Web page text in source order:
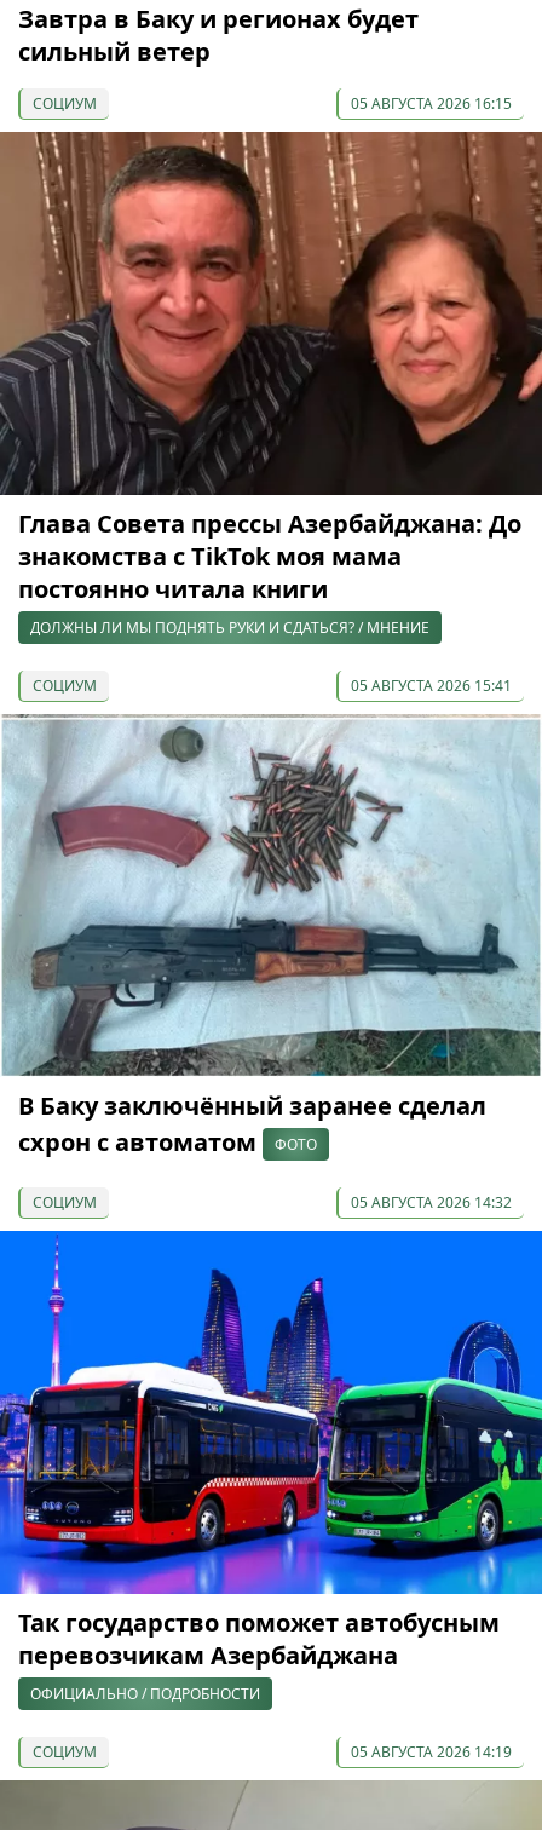
Завтра в Баку и регионах будет
сильный ветер
СОЦИУМ 05 АВГУСТА 2026 16:15
Глава Совета прессы Азербайджана: До
знакомства с TikTok моя мама
постоянно читала книги
ДОЛЖНЫ ЛИ МЫ ПОДНЯТЬ РУКИ И СДАТЬСЯ? / МНЕНИЕ
СОЦИУМ 05 АВГУСТА 2026 15:41
В Баку заключённый заранее сделал
схрон с автоматом
ФОТО
СОЦИУМ 05 АВГУСТА 2026 14:32
Так государство поможет автобусным
перевозчикам Азербайджана
ОФИЦИАЛЬНО / ПОДРОБНОСТИ
СОЦИУМ 05 АВГУСТА 2026 14:19